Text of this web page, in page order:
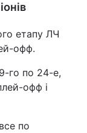
етапу ЛЧ
офф.
го по 24-е,
офф і
по